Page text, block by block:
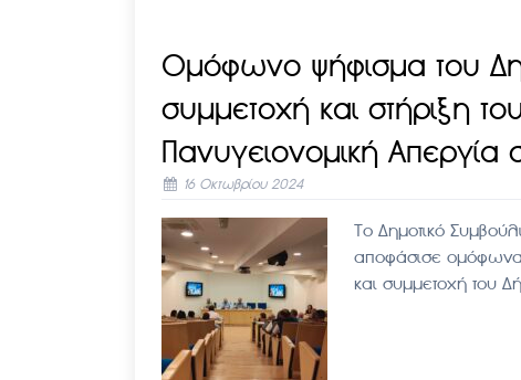
Ομόφωνο ψήφισμα του
συμμετοχή και στήριξη
Πανυγειονομική Απεργία
16 Οκτωβρίου 2024
Το Δημοτικό
αποφάσισε ομόφωνα
και συμμετοχή του